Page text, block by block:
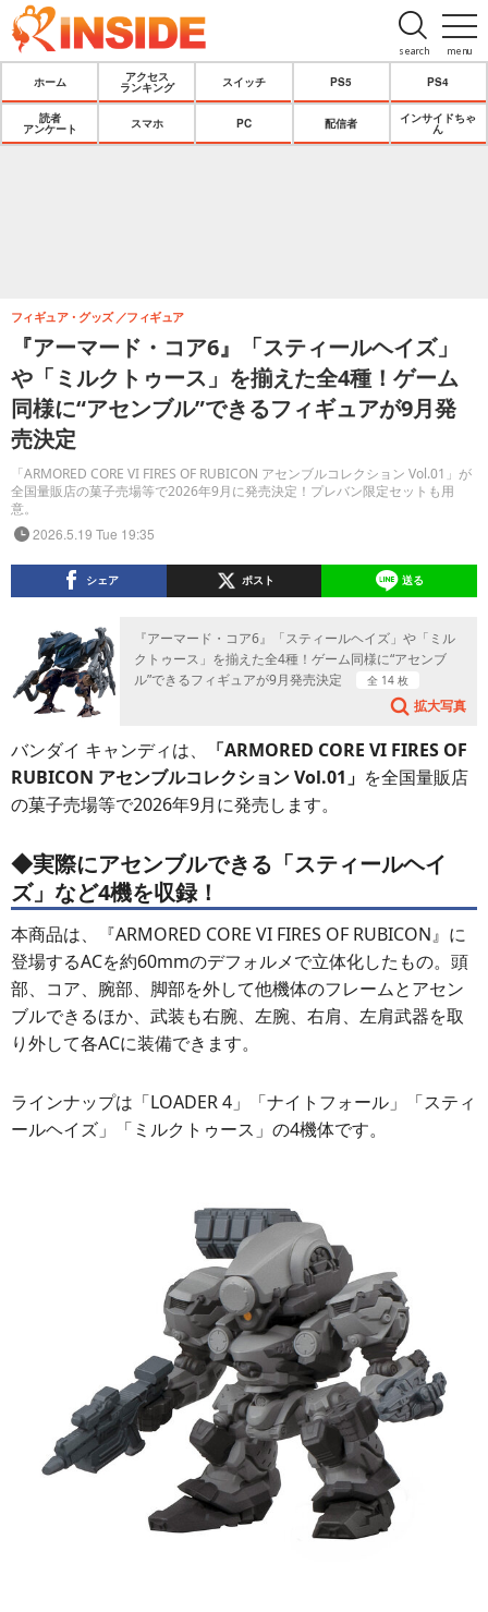
menu
search
ホーム
アクセス
ランキング
スイッチ PS5 PS4
読者
アンケート
スマホ PC 配信者
インサイドちゃ
ん
『アーマード・コア6』「スティールヘイズ」
や「ミルクトゥース」を揃えた全4種！ゲーム
同様に“アセンブル”できるフィギュアが9月発
売決定
「ARMORED CORE VI FIRES OF RUBICON アセンブルコレクション Vol.01」が
全国量販店の菓子売場等で2026年9月に発売決定！プレバン限定セットも用
意。
フィギュア・グッズ フィギュア
2026.5.19 Tue 19:35
シェア ポスト 送る
『アーマード・コア6』「スティールヘイズ」や「ミル
クトゥース」を揃えた全4種！ゲーム同様に“アセンブ
ル”できるフィギュアが9月発売決定
全 14 枚
拡大写真
バンダイ キャンディは、
「ARMORED CORE VI FIRES OF
RUBICON アセンブルコレクション Vol.01」 を全国量販店
の菓子売場等で2026年9月に発売します。
◆実際にアセンブルできる「スティールヘイ
ズ」など4機を収録！
本商品は、『ARMORED CORE VI FIRES OF RUBICON』に
登場するACを約60mmのデフォルメで立体化したもの。頭
部、コア、腕部、脚部を外して他機体のフレームとアセン
ブルできるほか、武装も右腕、左腕、右肩、左肩武器を取
り外して各ACに装備できます。
ラインナップは「LOADER 4」「ナイトフォール」「スティ
ールヘイズ」「ミルクトゥース」の4機体です。